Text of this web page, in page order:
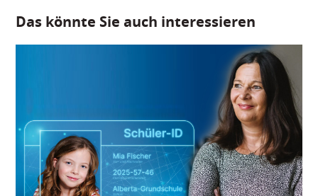
Das könnte Sie auch interessieren